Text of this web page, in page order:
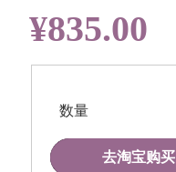
¥835.00
数量
去淘宝购买